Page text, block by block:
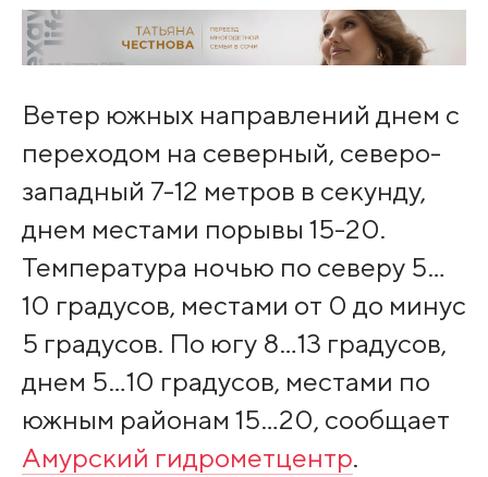
Ветер южных направлений днем с
переходом на северный, северо-
западный 7-12 метров в секунду,
днем местами порывы 15-20.
Температура ночью по северу 5…
10 градусов, местами от 0 до минус
5 градусов. По югу 8…13 градусов,
днем 5…10 градусов, местами по
южным районам 15…20, сообщает
Амурский гидрометцентр.